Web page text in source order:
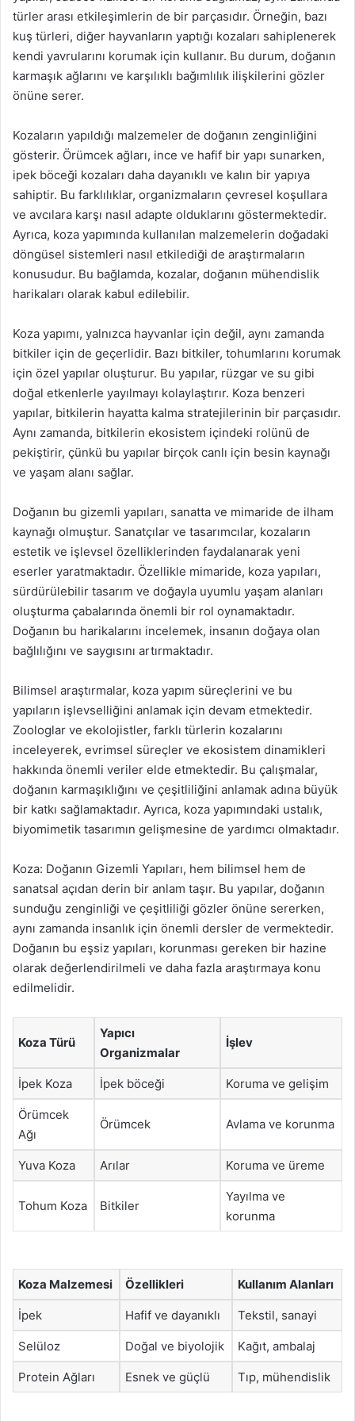
türler arası etkileşimlerin de bir parçasıdır. Örneğin, bazı
kuş türleri, diğer hayvanların yaptığı kozaları sahiplenerek
kendi yavrularını korumak için kullanır. Bu durum, doğanın
karmaşık ağlarını ve karşılıklı bağımlılık ilişkilerini gözler
önüne serer.
Kozaların yapıldığı malzemeler de doğanın zenginliğini
gösterir. Örümcek ağları, ince ve hafif bir yapı sunarken,
ipek böceği kozaları daha dayanıklı ve kalın bir yapıya
sahiptir. Bu farklılıklar, organizmaların çevresel koşullara
ve avcılara karşı nasıl adapte olduklarını göstermektedir.
Ayrıca, koza yapımında kullanılan malzemelerin doğadaki
döngüsel sistemleri nasıl etkilediği de araştırmaların
konusudur. Bu bağlamda, kozalar, doğanın mühendislik
harikaları olarak kabul edilebilir.
Koza yapımı, yalnızca hayvanlar için değil, aynı zamanda
bitkiler için de geçerlidir. Bazı bitkiler, tohumlarını korumak
için özel yapılar oluşturur. Bu yapılar, rüzgar ve su gibi
doğal etkenlerle yayılmayı kolaylaştırır. Koza benzeri
yapılar, bitkilerin hayatta kalma stratejilerinin bir parçasıdır.
Aynı zamanda, bitkilerin ekosistem içindeki rolünü de
pekiştirir, çünkü bu yapılar birçok canlı için besin kaynağı
ve yaşam alanı sağlar.
Doğanın bu gizemli yapıları, sanatta ve mimaride de ilham
kaynağı olmuştur. Sanatçılar ve tasarımcılar, kozaların
estetik ve işlevsel özelliklerinden faydalanarak yeni
eserler yaratmaktadır. Özellikle mimaride, koza yapıları,
sürdürülebilir tasarım ve doğayla uyumlu yaşam alanları
oluşturma çabalarında önemli bir rol oynamaktadır.
Doğanın bu harikalarını incelemek, insanın doğaya olan
bağlılığını ve saygısını artırmaktadır.
Bilimsel araştırmalar, koza yapım süreçlerini ve bu
yapıların işlevselliğini anlamak için devam etmektedir.
Zoologlar ve ekolojistler, farklı türlerin kozalarını
inceleyerek, evrimsel süreçler ve ekosistem dinamikleri
hakkında önemli veriler elde etmektedir. Bu çalışmalar,
doğanın karmaşıklığını ve çeşitliliğini anlamak adına büyük
bir katkı sağlamaktadır. Ayrıca, koza yapımındaki ustalık,
biyomimetik tasarımın gelişmesine de yardımcı olmaktadır.
Koza: Doğanın Gizemli Yapıları, hem bilimsel hem de
sanatsal açıdan derin bir anlam taşır. Bu yapılar, doğanın
sunduğu zenginliği ve çeşitliliği gözler önüne sererken,
aynı zamanda insanlık için önemli dersler de vermektedir.
Doğanın bu eşsiz yapıları, korunması gereken bir hazine
olarak değerlendirilmeli ve daha fazla araştırmaya konu
edilmelidir.
Koza Türü
Yapıcı
Organizmalar
İşlev
İpek Koza İpek böceği Koruma ve gelişim
Örümcek
Ağı
Örümcek Avlama ve korunma
Yuva Koza Arılar Koruma ve üreme
Tohum Koza Bitkiler
Yayılma ve
korunma
Koza Malzemesi Özellikleri Kullanım Alanları
İpek Hafif ve dayanıklı Tekstil, sanayi
Selüloz Doğal ve biyolojik Kağıt, ambalaj
Protein Ağları Esnek ve güçlü Tıp, mühendislik